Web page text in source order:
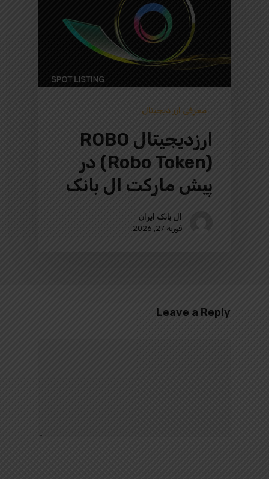
معرفی ارز دیجیتال
ارزدیجیتال ROBO
(Robo Token) در
پیش‌ مارکت ال بانک
ال بانک ایران
فوریه 27, 2026
Leave a Reply